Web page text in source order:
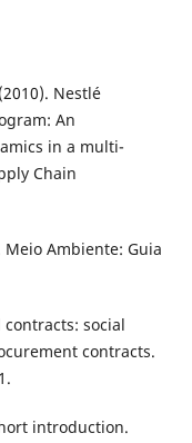
Nestlé
An
in a multi-
Chain
Meio Ambiente: Guia
social
contracts.
introduction.